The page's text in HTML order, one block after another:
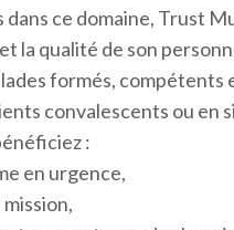
dans ce domaine, Trust
la qualité de son
formés,
convalescents ou en
:
en urgence,